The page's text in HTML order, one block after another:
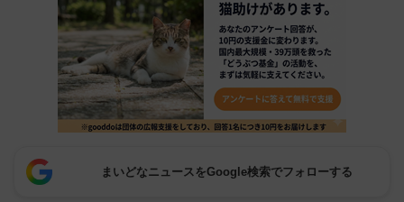
まいどなニュースをGoogle検索でフォローする